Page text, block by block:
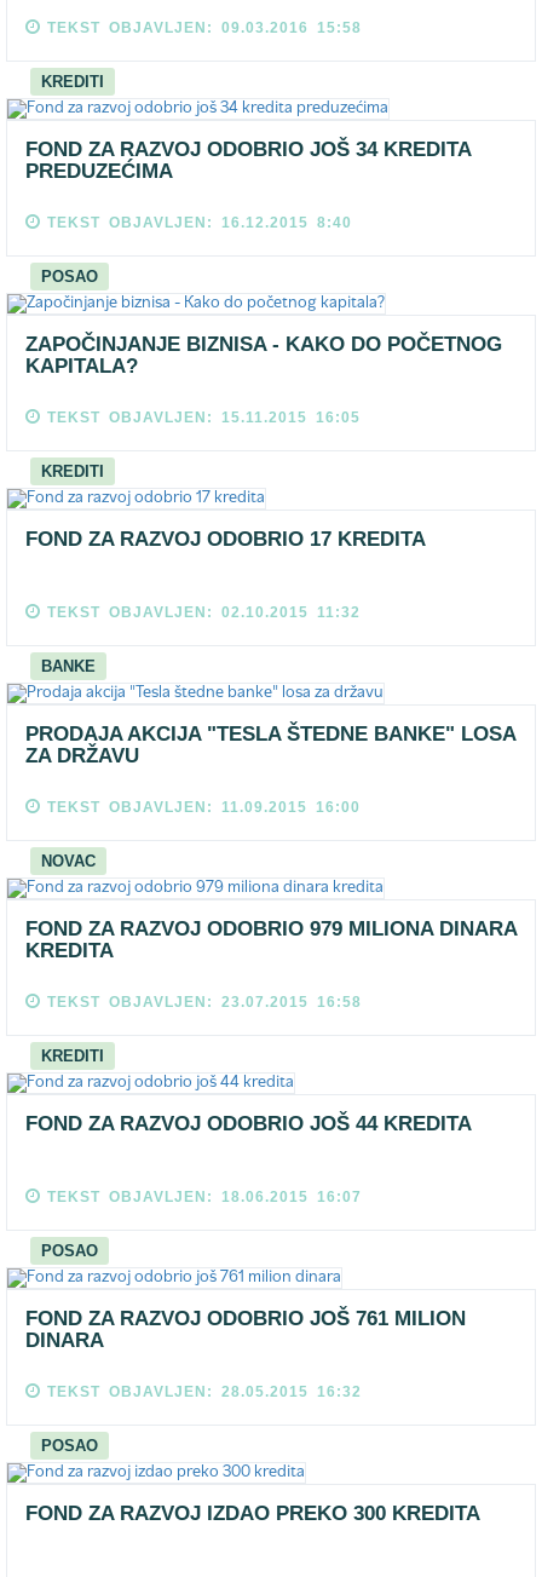
TEKST OBJAVLJEN: 09.03.2016 15:58
KREDITI
FOND ZA RAZVOJ ODOBRIO JOŠ 34 KREDITA
PREDUZEĆIMA
TEKST OBJAVLJEN: 16.12.2015 8:40
POSAO
ZAPOČINJANJE BIZNISA - KAKO DO POČETNOG
KAPITALA?
TEKST OBJAVLJEN: 15.11.2015 16:05
KREDITI
FOND ZA RAZVOJ ODOBRIO 17 KREDITA
TEKST OBJAVLJEN: 02.10.2015 11:32
BANKE
PRODAJA AKCIJA "TESLA ŠTEDNE BANKE" LOSA
ZA DRŽAVU
TEKST OBJAVLJEN: 11.09.2015 16:00
NOVAC
FOND ZA RAZVOJ ODOBRIO 979 MILIONA DINARA
KREDITA
TEKST OBJAVLJEN: 23.07.2015 16:58
KREDITI
FOND ZA RAZVOJ ODOBRIO JOŠ 44 KREDITA
TEKST OBJAVLJEN: 18.06.2015 16:07
POSAO
FOND ZA RAZVOJ ODOBRIO JOŠ 761 MILION
DINARA
TEKST OBJAVLJEN: 28.05.2015 16:32
POSAO
FOND ZA RAZVOJ IZDAO PREKO 300 KREDITA